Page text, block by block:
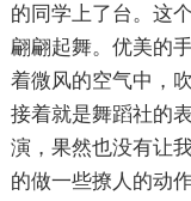
的同学上了台。这
翩翩起舞。优美的
着微风的空气中，
接着就是舞蹈社的
演，果然也没有让
的做一些撩人的动